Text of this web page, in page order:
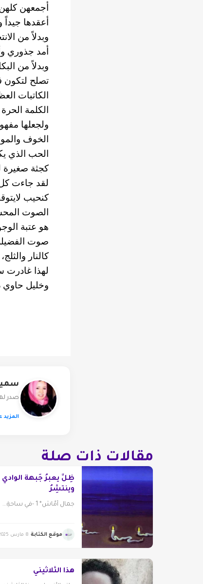
أجمعهن
أعقدها جيداً
وبدلاً من
أمد جذوري
وبدلاً من
تصلح لتكون
الكاتبات
الكلمة
ولجعلها
الخوف
الحب الذي
كجثة صغيرة
لقد جاءت كل
كنحيب
الصوت
هو عتبة
صوت
كالنار
لهذا غادرت
وخليل حاوي
صدر
المزيد
مقالات ذات صلة
ظِلٌّ يعبرُ جَبهةَ الوادي
وينتشِرُ
جمال أمّاش* 1 -في ساحةِ...
موقع الكتابة 8 مارس 2025
هذا الثلاثيني